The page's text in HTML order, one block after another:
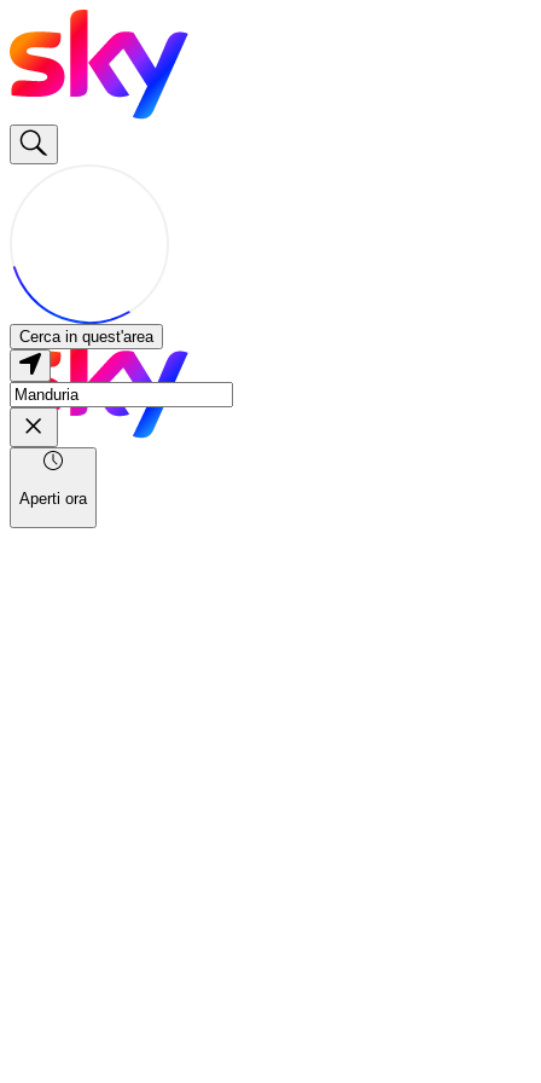
Cerca in quest'area
Aperti ora